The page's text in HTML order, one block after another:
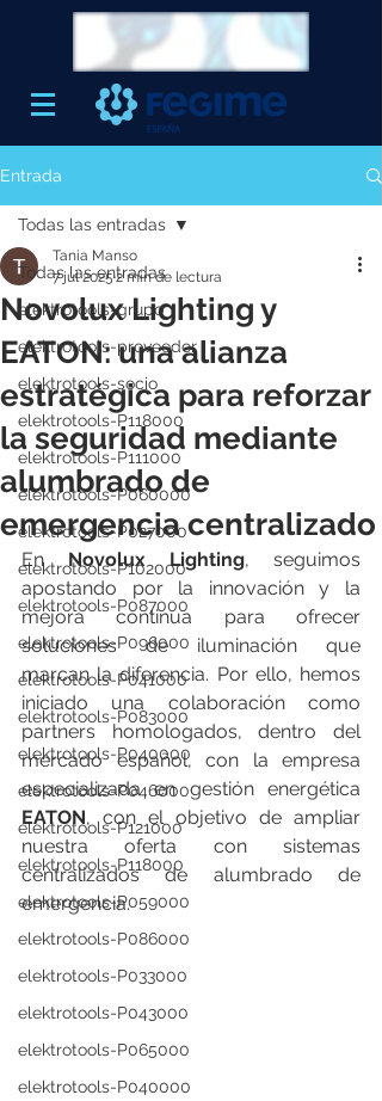
Entrada
Todas las entradas
elektrotools-grupo
elektrotools-proveedor
elektrotools-socio
elektrotools-P118000
elektrotools-P111000
elektrotools-P060000
elektrotools-P027000
elektrotools-P102000
elektrotools-P087000
elektrotools-P096000
elektrotools-P041000
elektrotools-P083000
elektrotools-P040000
elektrotools-P046000
elektrotools-P121000
elektrotools-P118000
elektrotools-P059000
elektrotools-P086000
elektrotools-P033000
elektrotools-P043000
elektrotools-P065000
elektrotools-P040000
Todas las entradas
Novolux Lighting y
EATON: una alianza
estratégica para reforzar
la seguridad mediante
alumbrado de
emergencia centralizado
Tania Manso
7 jul 2025 2 min de lectura
En Novolux Lighting, seguimos
apostando por la innovación y la
mejora continua para ofrecer
soluciones de iluminación que
marcan la diferencia. Por ello, hemos
iniciado una colaboración como
partners homologados, dentro del
mercado español, con la empresa
EATON, con el objetivo de ampliar
nuestra oferta con sistemas
centralizados de alumbrado de
emergencia.